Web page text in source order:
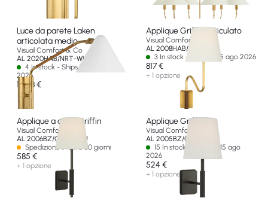
Luce da parete Laken
articolata medio
Visual Comfort & Co
AL 2020HAB/NRT-WHT-EU
4 In stock - Ships by 15 ago
2026
1 048 €
Applique Griffin Articulato
Visual Comfort & Co
AL 2008HAB/SDL-L-EU
3 In stock - Ships by 15 ago 2026
817 €
+ 1 opzione
Applique a coda Griffin
Visual Comfort & Co
AL 2006BZ/CHC-L-EU
Spedizione in oltre 60 giorni
585 €
+ 1 opzione
Applique Griffin
Visual Comfort & Co
AL 2005BZ/CHC-L-EU
15 In stock - Ships by 15 ago
2026
524 €
+ 1 opzione